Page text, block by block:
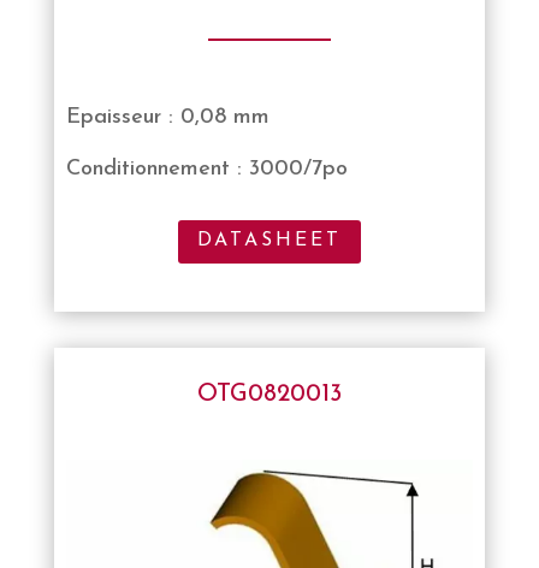
Epaisseur : 0,08 mm
Conditionnement : 3000/7po
DATASHEET
OTG0820013